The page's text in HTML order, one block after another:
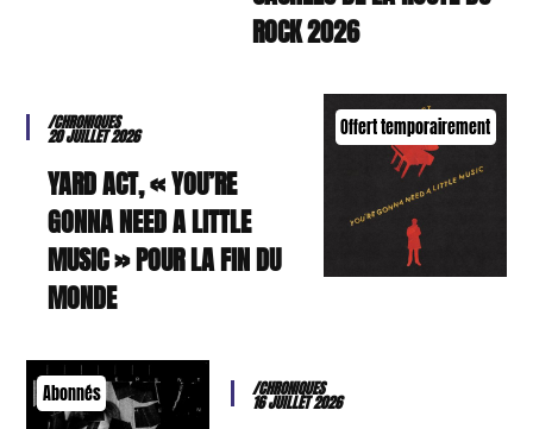
ROCK 2026
Offert temporairement
/CHRONIQUES
20 JUILLET 2026
YARD ACT, « YOU’RE
GONNA NEED A LITTLE
MUSIC » POUR LA FIN DU
MONDE
Abonnés /CHRONIQUES
16 JUILLET 2026